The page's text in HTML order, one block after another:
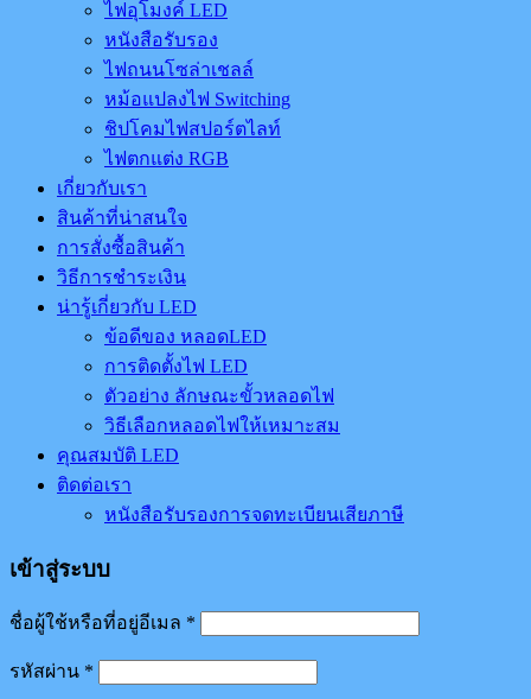
ไฟอุโมงค์ LED
หนังสือรับรอง
ไฟถนนโซล่าเชลล์
หม้อแปลงไฟ Switching
ชิปโคมไฟสปอร์ตไลท์
ไฟตกแต่ง RGB
เกี่ยวกับเรา
สินค้าที่น่าสนใจ
การสั่งซื้อสินค้า
วิธีการชำระเงิน
น่ารู้เกี่ยวกับ LED
ข้อดีของ หลอดLED
การติดตั้งไฟ LED
ตัวอย่าง ลักษณะขั้วหลอดไฟ
วิธีเลือกหลอดไฟให้เหมาะสม
คุณสมบัติ LED
ติดต่อเรา
หนังสือรับรองการจดทะเบียนเสียภาษี
เข้าสู่ระบบ
ชื่อผู้ใช้หรือที่อยู่อีเมล *
รหัสผ่าน *